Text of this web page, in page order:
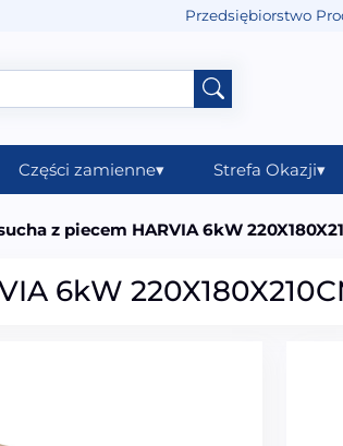
Przedsiębiorstwo
Części zamienne▾ Strefa Okazji▾
z piecem HARVIA 6kW
6kW